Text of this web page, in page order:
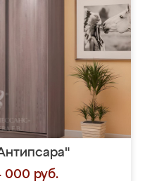
000 руб.